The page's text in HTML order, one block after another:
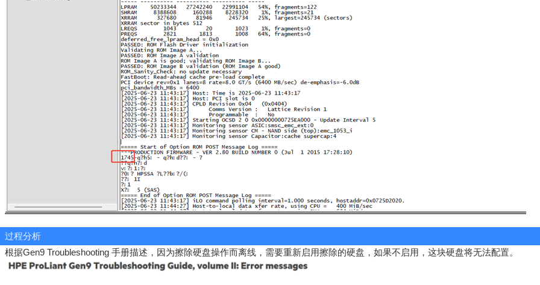
过程分析
根据Gen9 Troubleshooting 手册描述，因为擦除硬盘操作而离线，需要重新启用擦除的硬盘，如果不启用，这块硬盘将无法配置。